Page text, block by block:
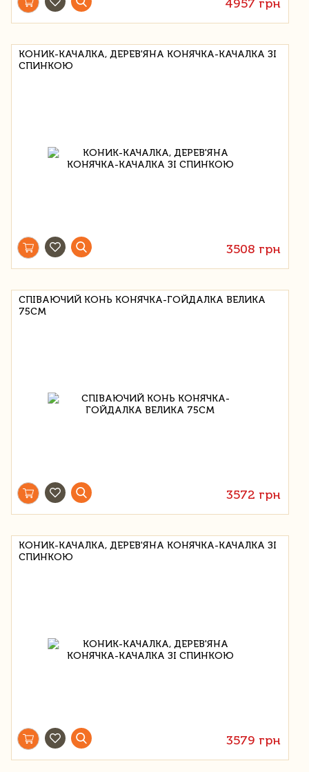
4957 грн
КОНИК-КАЧАЛКА, ДЕРЕВ'ЯНА КОНЯЧКА-КАЧАЛКА ЗІ
СПИНКОЮ
3508 грн
СПІВАЮЧИЙ КОНЬ КОНЯЧКА-ГОЙДАЛКА ВЕЛИКА
75СМ
3572 грн
КОНИК-КАЧАЛКА, ДЕРЕВ'ЯНА КОНЯЧКА-КАЧАЛКА ЗІ
СПИНКОЮ
3579 грн